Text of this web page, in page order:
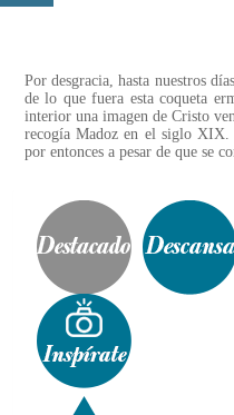
Por desgracia, hasta nuestros
de lo que fuera esta coqueta
interior una imagen de Cristo
recogía Madoz en el siglo XIX.
por entonces a pesar de que se